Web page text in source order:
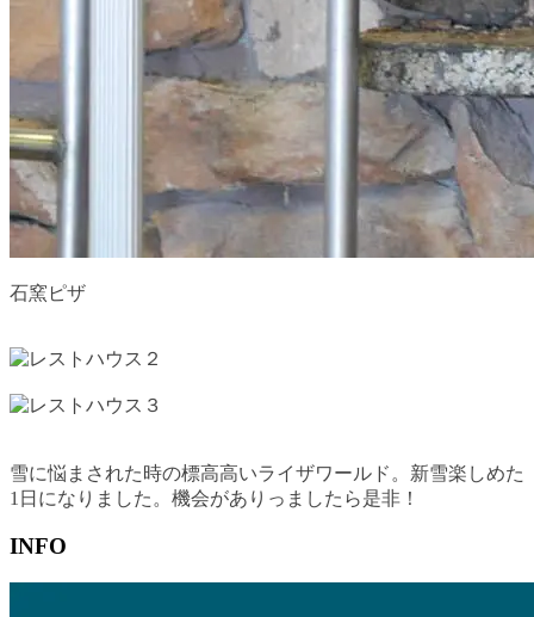
石窯ピザ
雪に悩まされた時の標高高いライザワールド。新雪楽しめた
1日になりました。機会がありっましたら是非！
INFO